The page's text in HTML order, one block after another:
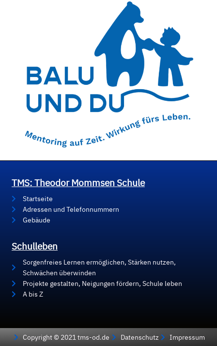
TMS: Theodor Mommsen Schule
Startseite
Adressen und Telefonnummern
Gebäude
Schulleben
Sorgenfreies Lernen ermöglichen, Stärken nutzen,
Schwächen überwinden
Projekte gestalten, Neigungen fördern, Schule leben
A bis Z
Copyright © 2021 tms-od.de Datenschutz Impressum